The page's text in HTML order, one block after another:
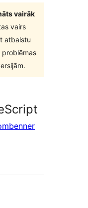
vairāk
vairs
atbalstu